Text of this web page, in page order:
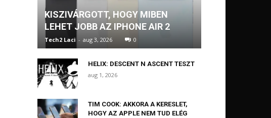
KISZIVÁRGOTT, HOGY MIBEN
LEHET JOBB AZ IPHONE AIR 2
Tech2 Laci - aug 3, 2026 0
HELIX: DESCENT N ASCENT TESZT
aug 1, 2026
TIM COOK: AKKORA A KERESLET,
HOGY AZ APPLE NEM TUD ELÉG